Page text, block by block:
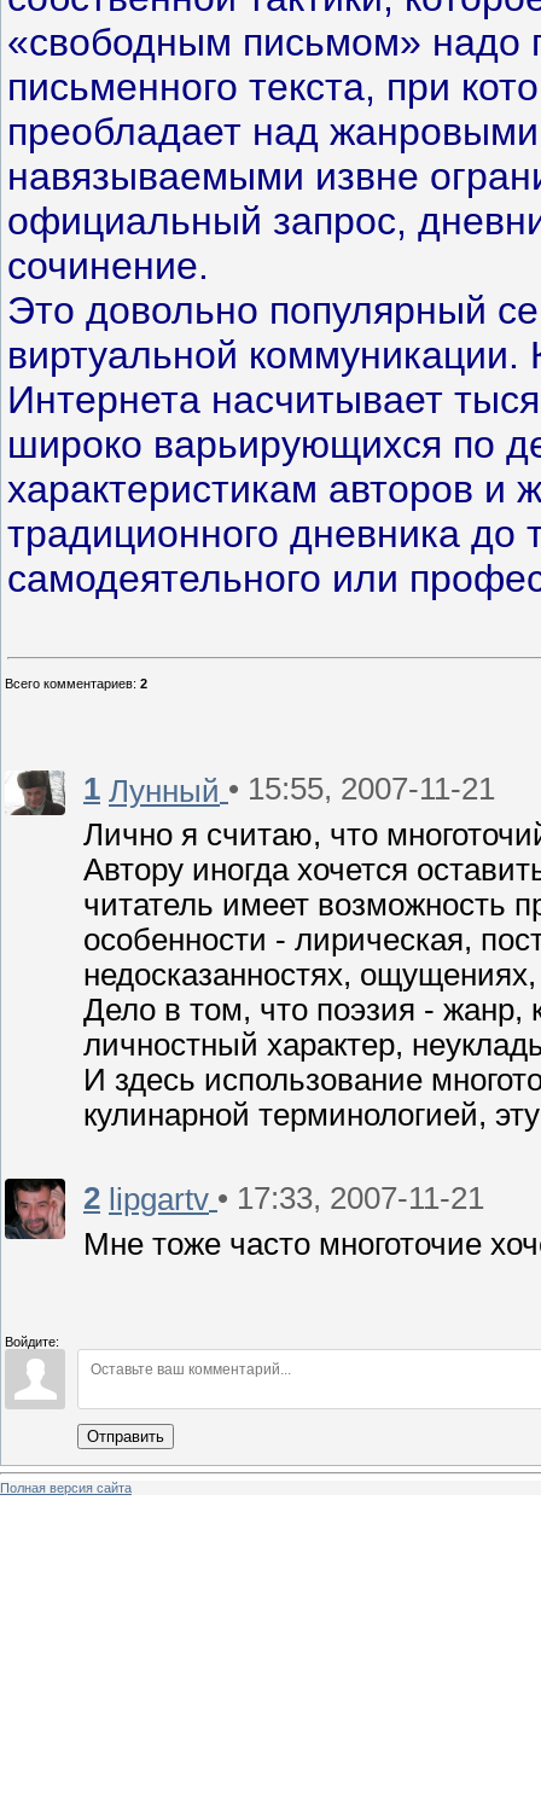
«свободным письмом» надо
письменного текста, при
преобладает над
навязываемыми извне
официальный запрос,
сочинение.
Это довольно популярный
виртуальной
Интернета насчитывает
широко варьирующихся по
характеристикам авторов и
традиционного дневника до
самодеятельного или
Всего комментариев: 2
1 Лунный • 15:55, 2007-11-21
Лично я считаю, что
Автору иногда хочется
читатель имеет возможность
особенности - лирическая,
недосказанностях,
Дело в том, что поэзия -
личностный характер,
И здесь использование
кулинарной терминологией,
2 lipgartv • 17:33, 2007-11-21
Мне тоже часто многоточие
Войдите:
Отправить
Полная версия сайта